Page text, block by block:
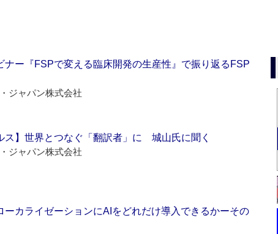
ナー『FSPで変える臨床開発の生産性』で振り返るFSP
ジャパン株式会社
ス】世界とつなぐ「翻訳者」に 城山氏に聞く
ジャパン株式会社
ーカライゼーションにAIをどれだけ導入できるかーその